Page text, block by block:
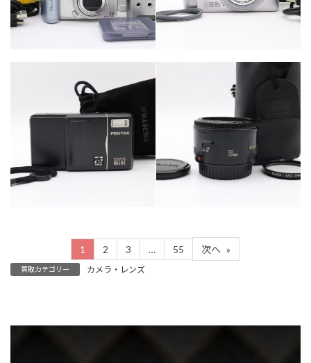
カメラ・レンズ カテゴリー カメラ・レンズ
1 2 3 … 55 次へ »
買取カテゴリー カメラ・レンズ